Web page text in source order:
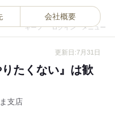
キープ ログイン メニュー
会社概要
更新日:7月31日
たくない』は歓
支店